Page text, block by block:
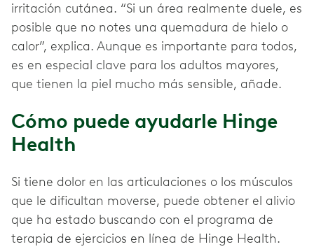
irritación cutánea. “Si un área realmente duele, es
posible que no notes una quemadura de hielo o
calor”, explica. Aunque es importante para todos,
es en especial clave para los adultos mayores,
que tienen la piel mucho más sensible, añade.
Cómo puede ayudarle Hinge
Health
Si tiene dolor en las articulaciones o los músculos
que le dificultan moverse, puede obtener el alivio
que ha estado buscando con el programa de
terapia de ejercicios en línea de Hinge Health.